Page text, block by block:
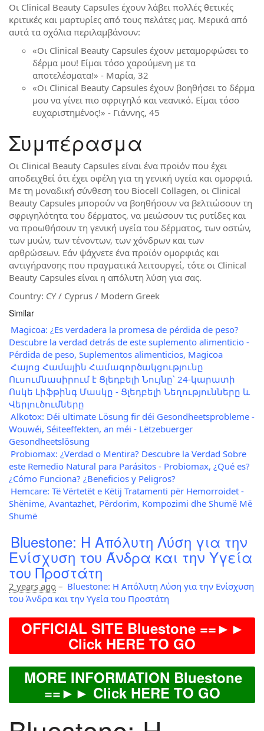
Οι Clinical Beauty Capsules έχουν λάβει πολλές θετικές
κριτικές και μαρτυρίες από τους πελάτες μας. Μερικά από
αυτά τα σχόλια περιλαμβάνουν:
«Οι Clinical Beauty Capsules έχουν μεταμορφώσει το
δέρμα μου! Είμαι τόσο χαρούμενη με τα
αποτελέσματα!» - Μαρία, 32
«Οι Clinical Beauty Capsules έχουν βοηθήσει το δέρμα
μου να γίνει πιο σφριγηλό και νεανικό. Είμαι τόσο
ευχαριστημένος!» - Γιάννης, 45
Συμπέρασμα
Οι Clinical Beauty Capsules είναι ένα προϊόν που έχει
αποδειχθεί ότι έχει οφέλη για τη γενική υγεία και ομορφιά.
Με τη μοναδική σύνθεση του Biocell Collagen, οι Clinical
Beauty Capsules μπορούν να βοηθήσουν να βελτιώσουν τη
σφριγηλότητα του δέρματος, να μειώσουν τις ρυτίδες και
να προωθήσουν τη γενική υγεία του δέρματος, των οστών,
των μυών, των τένοντων, των χόνδρων και των
αρθρώσεων. Εάν ψάχνετε ένα προϊόν ομορφιάς και
αντιγήρανσης που πραγματικά λειτουργεί, τότε οι Clinical
Beauty Capsules είναι η απόλυτη λύση για σας.
Country: CY / Cyprus / Modern Greek
Similar
Magicoa: ¿Es verdadera la promesa de pérdida de peso?
Descubre la verdad detrás de este suplemento alimenticio -
Pérdida de peso, Suplementos alimenticios, Magicoa
Հայոց Համային Համագործակցությունը
Ուսումնասիրում է Ցլեդբելի Նույնը՝ 24-կարատի
Ոսկե Լիֆթինգ Մասկը - Ցլեդբելի Նեղությունները և
Վերլուծումները
Alkotox: Déi ultimate Lösung fir déi Gesondheetsprobleme -
Wouwéi, Séiteeffekten, an méi - Lëtzebuerger
Gesondheetslösung
Probiomax: ¿Verdad o Mentira? Descubre la Verdad Sobre
este Remedio Natural para Parásitos - Probiomax, ¿Qué es?
¿Cómo Funciona? ¿Beneficios y Peligros?
Hemcare: Të Vërtetët e Këtij Tratamenti për Hemorroidet -
Shënime, Avantazhet, Përdorim, Kompozimi dhe Shumë Më
Shumë
Bluestone: Η Απόλυτη Λύση για την
Ενίσχυση του Άνδρα και την Υγεία
του Προστάτη
2 years ago – Bluestone: Η Απόλυτη Λύση για την Ενίσχυση
του Άνδρα και την Υγεία του Προστάτη
OFFICIAL SITE Bluestone ==►►
Click HERE TO GO
MORE INFORMATION Bluestone
==►► Click HERE TO GO